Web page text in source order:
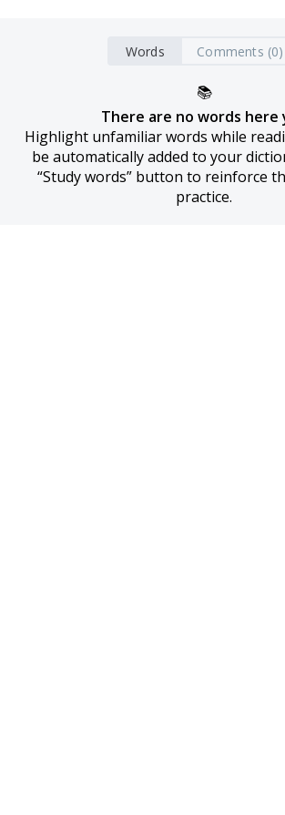
Words Comments (0)
📚
There are no words here
Highlight unfamiliar words while
be automatically added to your
“Study words” button to reinforce
practice.